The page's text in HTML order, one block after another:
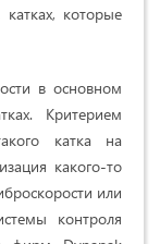
которые
в основном
Критерием
катка на
какого-то
или
контроля